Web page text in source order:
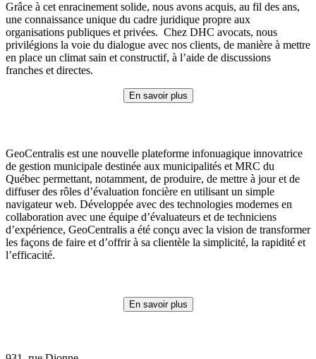
Grâce à cet enracinement solide, nous avons acquis, au fil des ans,
une connaissance unique du cadre juridique propre aux
organisations publiques et privées. Chez DHC avocats, nous
privilégions la voie du dialogue avec nos clients, de manière à mettre
en place un climat sain et constructif, à l’aide de discussions
franches et directes.
En savoir plus
GeoCentralis est une nouvelle plateforme infonuagique innovatrice
de gestion municipale destinée aux municipalités et MRC du
Québec permettant, notamment, de produire, de mettre à jour et de
diffuser des rôles d’évaluation foncière en utilisant un simple
navigateur web. Développée avec des technologies modernes en
collaboration avec une équipe d’évaluateurs et de techniciens
d’expérience, GeoCentralis a été conçu avec la vision de transformer
les façons de faire et d’offrir à sa clientèle la simplicité, la rapidité et
l’efficacité.
En savoir plus